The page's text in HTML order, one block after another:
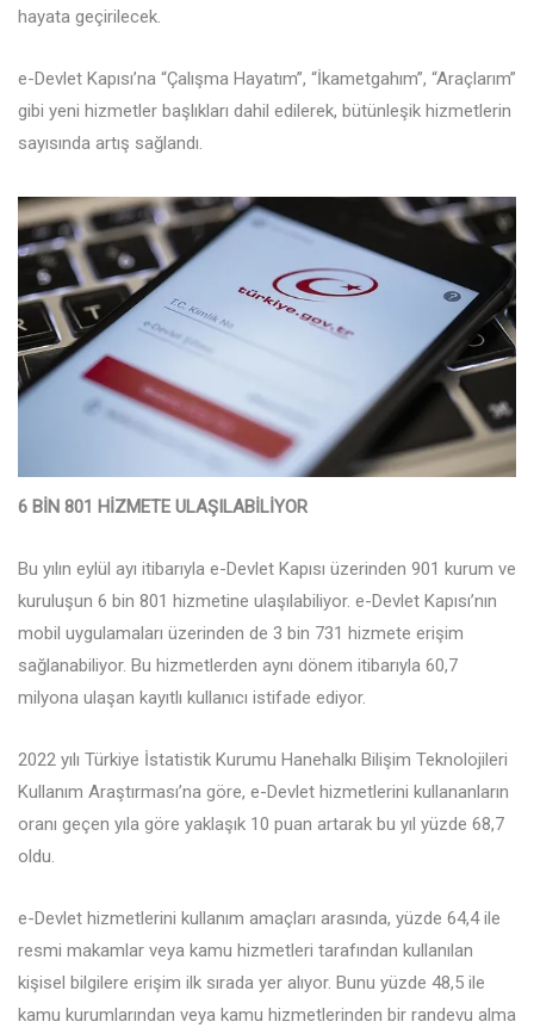
hayata geçirilecek.
e-Devlet Kapısı’na “Çalışma Hayatım”, “İkametgahım”, “Araçlarım”
gibi yeni hizmetler başlıkları dahil edilerek, bütünleşik hizmetlerin
sayısında artış sağlandı.
6 BİN 801 HİZMETE ULAŞILABİLİYOR
Bu yılın eylül ayı itibarıyla e-Devlet Kapısı üzerinden 901 kurum ve
kuruluşun 6 bin 801 hizmetine ulaşılabiliyor. e-Devlet Kapısı’nın
mobil uygulamaları üzerinden de 3 bin 731 hizmete erişim
sağlanabiliyor. Bu hizmetlerden aynı dönem itibarıyla 60,7
milyona ulaşan kayıtlı kullanıcı istifade ediyor.
2022 yılı Türkiye İstatistik Kurumu Hanehalkı Bilişim Teknolojileri
Kullanım Araştırması’na göre, e-Devlet hizmetlerini kullananların
oranı geçen yıla göre yaklaşık 10 puan artarak bu yıl yüzde 68,7
oldu.
e-Devlet hizmetlerini kullanım amaçları arasında, yüzde 64,4 ile
resmi makamlar veya kamu hizmetleri tarafından kullanılan
kişisel bilgilere erişim ilk sırada yer alıyor. Bunu yüzde 48,5 ile
kamu kurumlarından veya kamu hizmetlerinden bir randevu alma